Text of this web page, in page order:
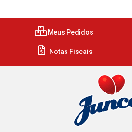
Meus Pedidos
Notas Fiscais